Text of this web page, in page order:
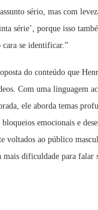
sério, mas com
série’, porque isso
cara se identificar.”
do conteúdo que
Com uma linguagem
ele aborda temas
bloqueios emocionais e
voltados ao público
mais dificuldade para falar